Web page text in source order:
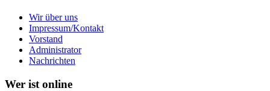
Wir über uns
Impressum/Kontakt
Vorstand
Administrator
Nachrichten
Wer ist online